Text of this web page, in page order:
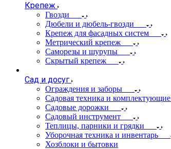
Крепеж
Гвозди
Дюбели и дюбель-гвозди
Крепеж для фасадных систем
Метрический крепеж
Саморезы и шурупы
Скрытый крепеж
Сад и досуг
Ограждения и заборы
Садовая техника и комплектующие
Садовые дорожки
Садовый инструмент
Теплицы, парники и грядки
Уборочная техника и инвентарь
Хозблоки и бытовки